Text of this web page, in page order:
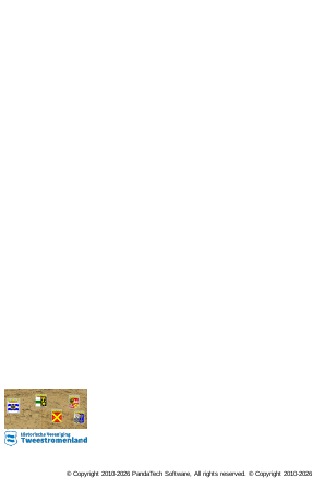
© Copyright 2010-2026 PandaTech Software, All rights reserved. © Copyright 2010-2026